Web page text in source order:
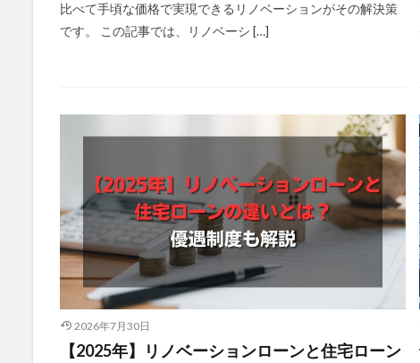
比べて手頃な価格で実現できるリノベーションがその解決策
です。 この記事では、リノベーシ […]
2026年7月30日
【2025年】リノベーションローンと住宅ローン